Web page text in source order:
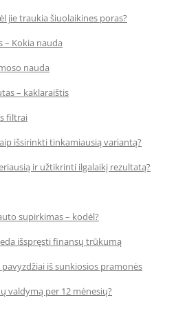
jie traukia šiuolaikines poras?
– Kokia nauda
nauda
– kaklaraištis
filtrai
išsirinkti tinkamiausią variantą?
ir užtikrinti ilgalaikį rezultatą?
supirkimas – kodėl?
išspręsti finansų trūkumą
iš sunkiosios pramonės
valdymą per 12 mėnesių?